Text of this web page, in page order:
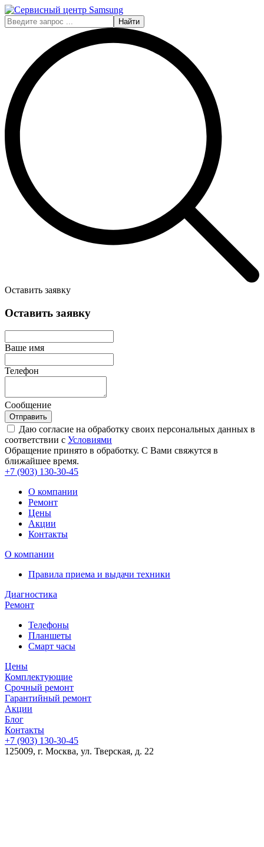
Найти
Оставить заявку
Оставить заявку
Ваше имя
Телефон
Сообщение
Отправить
Даю согласие на обработку своих персональных данных в
соответствии с Условиями
Обращение принято в обработку. С Вами свяжутся в
ближайшее время.
+7 (903) 130-30-45
О компании
Ремонт
Цены
Акции
Контакты
О компании
Правила приема и выдачи техники
Диагностика
Ремонт
Телефоны
Планшеты
Смарт часы
Цены
Комплектующие
Срочный ремонт
Гарантийный ремонт
Акции
Блог
Контакты
+7 (903) 130-30-45
125009, г. Москва, ул. Тверская, д. 22